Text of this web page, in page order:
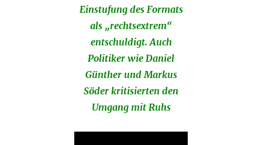
Einstufung des Formats
als „rechtsextrem“
entschuldigt. Auch
Politiker wie Daniel
Günther und Markus
Söder kritisierten den
Umgang mit Ruhs